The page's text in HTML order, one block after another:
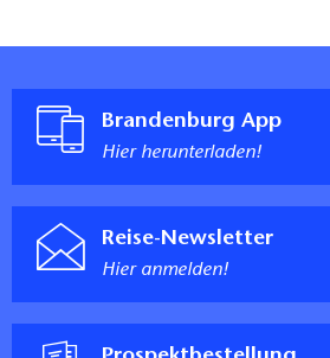
Brandenburg App
Hier herunterladen!
Reise-Newsletter
Hier anmelden!